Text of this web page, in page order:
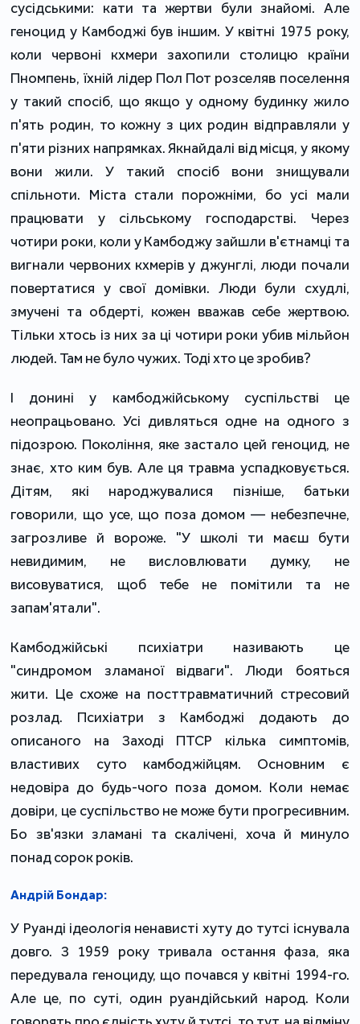
сусідськими: кати та жертви були знайомі. Але
геноцид у Камбоджі був іншим. У квітні 1975 року,
коли червоні кхмери захопили столицю країни
Пномпень, їхній лідер Пол Пот розселяв поселення
у такий спосіб, що якщо у одному будинку жило
п'ять родин, то кожну з цих родин відправляли у
п'яти різних напрямках. Якнайдалі від місця, у якому
вони жили. У такий спосіб вони знищували
спільноти. Міста стали порожніми, бо усі мали
працювати у сільському господарстві. Через
чотири роки, коли у Камбоджу зайшли в'єтнамці та
вигнали червоних кхмерів у джунглі, люди почали
повертатися у свої домівки. Люди були схудлі,
змучені та обдерті, кожен вважав себе жертвою.
Тільки хтось із них за ці чотири роки убив мільйон
людей. Там не було чужих. Тоді хто це зробив?
І донині у камбоджійському суспільстві це
неопрацьовано. Усі дивляться одне на одного з
підозрою. Покоління, яке застало цей геноцид, не
знає, хто ким був. Але ця травма успадковується.
Дітям, які народжувалися пізніше, батьки
говорили, що усе, що поза домом — небезпечне,
загрозливе й вороже. "У школі ти маєш бути
невидимим, не висловлювати думку, не
висовуватися, щоб тебе не помітили та не
запам'ятали".
Камбоджійські психіатри називають це
"синдромом зламаної відваги". Люди бояться
жити. Це схоже на посттравматичний стресовий
розлад. Психіатри з Камбоджі додають до
описаного на Заході ПТСР кілька симптомів,
властивих суто камбоджійцям. Основним є
недовіра до будь-чого поза домом. Коли немає
довіри, це суспільство не може бути прогресивним.
Бо зв'язки зламані та скалічені, хоча й минуло
понад сорок років.
Андрій Бондар:
У Руанді ідеологія ненависті хуту до тутсі існувала
довго. З 1959 року тривала остання фаза, яка
передувала геноциду, що почався у квітні 1994-го.
Але це, по суті, один руандійський народ. Коли